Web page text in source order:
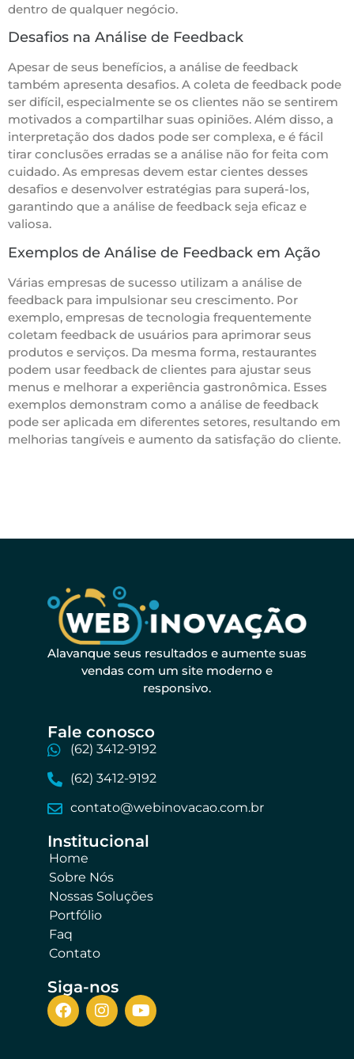
dentro de qualquer negócio.
Desafios na Análise de Feedback
Apesar de seus benefícios, a análise de feedback
também apresenta desafios. A coleta de feedback pode
ser difícil, especialmente se os clientes não se sentirem
motivados a compartilhar suas opiniões. Além disso, a
interpretação dos dados pode ser complexa, e é fácil
tirar conclusões erradas se a análise não for feita com
cuidado. As empresas devem estar cientes desses
desafios e desenvolver estratégias para superá-los,
garantindo que a análise de feedback seja eficaz e
valiosa.
Exemplos de Análise de Feedback em Ação
Várias empresas de sucesso utilizam a análise de
feedback para impulsionar seu crescimento. Por
exemplo, empresas de tecnologia frequentemente
coletam feedback de usuários para aprimorar seus
produtos e serviços. Da mesma forma, restaurantes
podem usar feedback de clientes para ajustar seus
menus e melhorar a experiência gastronômica. Esses
exemplos demonstram como a análise de feedback
pode ser aplicada em diferentes setores, resultando em
melhorias tangíveis e aumento da satisfação do cliente.
Alavanque seus resultados e aumente suas
vendas com um site moderno e
responsivo.
Fale conosco​
(62) 3412-9192
(62) 3412-9192
contato@webinovacao.com.br
Institucional​
Home
Sobre Nós
Nossas Soluções
Portfólio
Faq
Contato
Siga-nos